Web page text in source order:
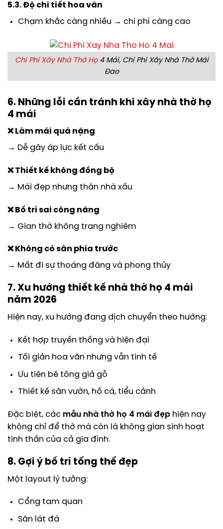
5.3. Độ chi tiết hoa văn
Chạm khắc càng nhiều → chi phí càng cao
Chi Phí Xây Nhà Thờ Họ4 Mái, Chi Phí Xây Nhà Thờ Mái
Đao
6. Những lỗi cần tránh khi xây nhà thờ họ
4 mái
❌ Làm mái quá nặng
→ Dễ gây áp lực kết cấu
❌ Thiết kế không đồng bộ
→ Mái đẹp nhưng thân nhà xấu
❌ Bố trí sai công năng
→ Gian thờ không trang nghiêm
❌ Không có sân phía trước
→ Mất đi sự thoáng đãng và phong thủy
7. Xu hướng thiết kế nhà thờ họ 4 mái
năm 2026
Hiện nay, xu hướng đang dịch chuyển theo hướng:
Kết hợp truyền thống và hiện đại
Tối giản hoa văn nhưng vẫn tinh tế
Ưu tiên bê tông giả gỗ
Thiết kế sân vườn, hồ cá, tiểu cảnh
Đặc biệt, các mẫu nhà thờ họ 4 mái đẹp hiện nay
không chỉ để thờ mà còn là không gian sinh hoạt
tinh thần của cả gia đình.
8. Gợi ý bố trí tổng thể đẹp
Một layout lý tưởng:
Cổng tam quan
Sân lát đá